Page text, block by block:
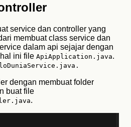
service dan controller yang
membuat class service dan
dalam api sejajar dengan
ini file ApiApplication.java.
dengan membuat folder
buat file
.